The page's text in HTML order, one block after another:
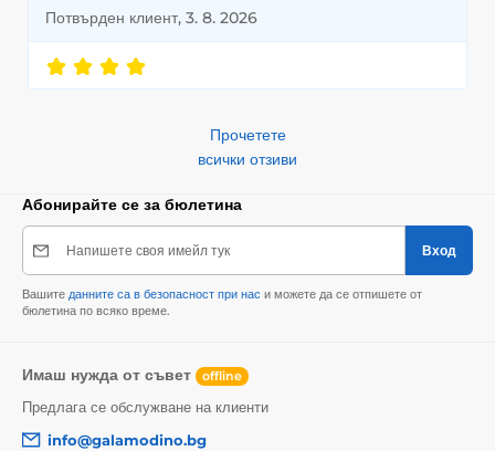
Потвърден клиент, 3. 8. 2026
Прочетете
всички отзиви
Абонирайте се за бюлетина
Напишете своя имейл тук Вход
Вашите данните са в безопасност при нас и можете да се отпишете от
бюлетина по всяко време.
Имаш нужда от съвет offline
Предлага се обслужване на клиенти
info@galamodino.bg